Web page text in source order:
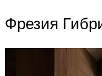
Фрезия